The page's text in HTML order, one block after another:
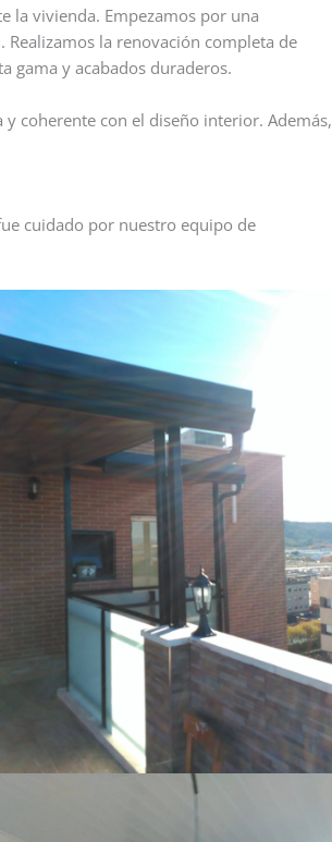
la vivienda. Empezamos por una
la renovación completa de
gama y acabados duraderos.
coherente con el diseño interior. Además,
cuidado por nuestro equipo de